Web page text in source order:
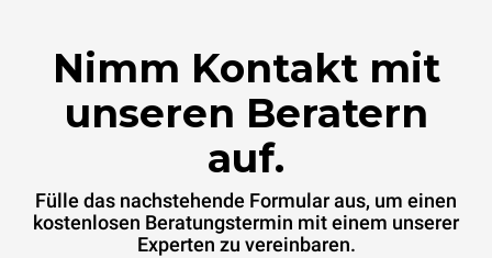
Nimm Kontakt mit
unseren Beratern
auf.
Fülle das nachstehende Formular aus, um einen
kostenlosen Beratungstermin mit einem unserer
Experten zu vereinbaren.